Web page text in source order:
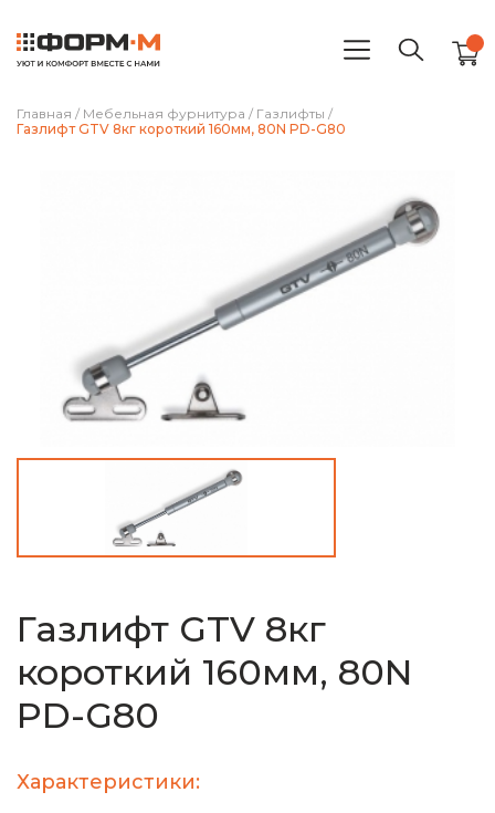
Главная / Мебельная фурнитура / Газлифты /
Газлифт GTV 8кг короткий 160мм, 80N PD-G80
Газлифт GTV 8кг
короткий 160мм, 80N
PD-G80
Характеристики: